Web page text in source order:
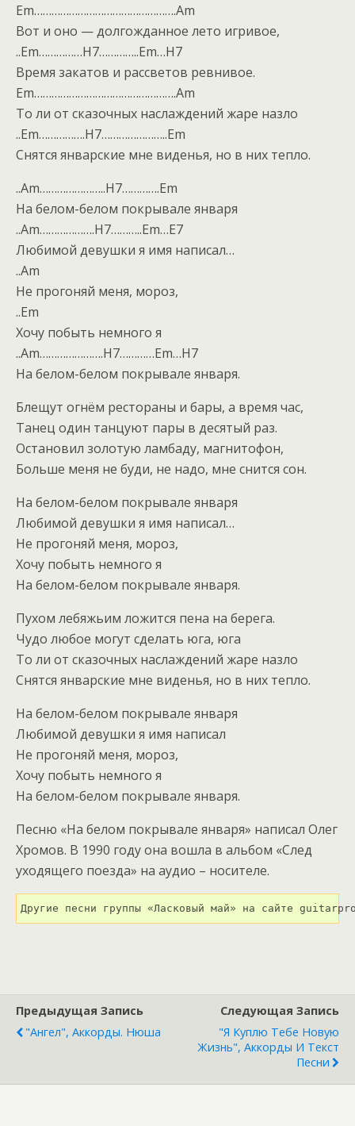
Em………………………………………….Am
Вот и оно — долгожданное лето игривое,
..Em……………H7…………..Em…H7
Время закатов и рассветов ревнивое.
Em………………………………………….Am
То ли от сказочных наслаждений жаре назло
..Em…………….H7…………………..Em
Снятся январские мне виденья, но в них тепло.
..Am…………………..H7………….Em
На белом-белом покрывале января
..Am……………….H7………..Em…E7
Любимой девушки я имя написал…
..Am
Не прогоняй меня, мороз,
..Em
Хочу побыть немного я
..Am………………….H7…………Em…H7
На белом-белом покрывале января.
Блещут огнём рестораны и бары, а время час,
Танец один танцуют пары в десятый раз.
Остановил золотую ламбаду, магнитофон,
Больше меня не буди, не надо, мне снится сон.
На белом-белом покрывале января
Любимой девушки я имя написал…
Не прогоняй меня, мороз,
Хочу побыть немного я
На белом-белом покрывале января.
Пухом лебяжьим ложится пена на берега.
Чудо любое могут сделать юга, юга
То ли от сказочных наслаждений жаре назло
Снятся январские мне виденья, но в них тепло.
На белом-белом покрывале января
Любимой девушки я имя написал
Не прогоняй меня, мороз,
Хочу побыть немного я
На белом-белом покрывале января.
Песню «На белом покрывале января» написал Олег
Хромов. В 1990 году она вошла в альбом «След
уходящего поезда» на аудио – носителе.
Другие песни группы «Ласковый май» на сайте
Предыдущая Запись
"Ангел", Аккорды. Нюша
Следующая Запись
"Я Куплю Тебе Новую
Жизнь", Аккорды И Текст
Песни